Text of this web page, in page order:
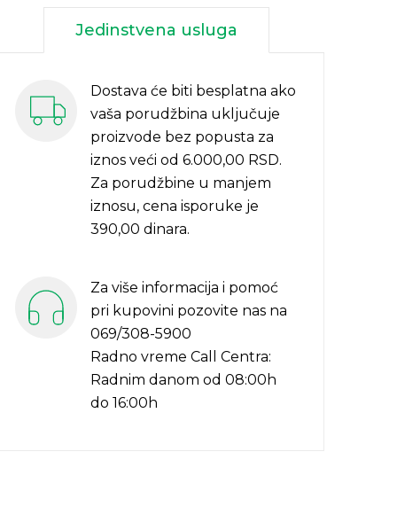
Jedinstvena usluga
Dostava će biti besplatna ako
vaša porudžbina uključuje
proizvode bez popusta za
iznos veći od 6.000,00 RSD.
Za porudžbine u manjem
iznosu, cena isporuke je
390,00 dinara.
Za više informacija i pomoć
pri kupovini pozovite nas na
069/308-5900
Radno vreme Call Centra:
Radnim danom od 08:00h
do 16:00h